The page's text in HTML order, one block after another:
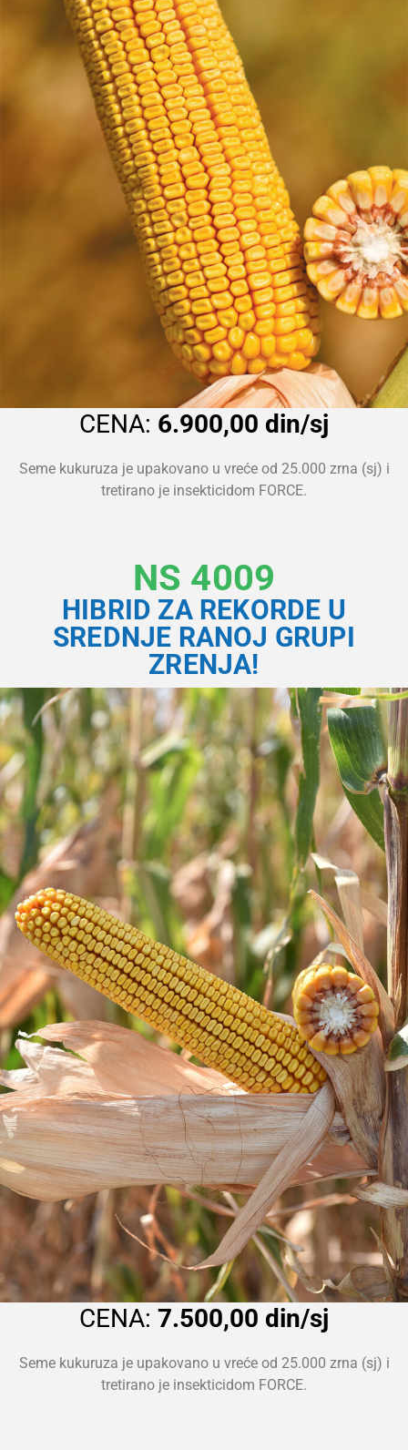
CENA: 6.900,00 din/sj
Seme kukuruza je upakovano u vreće od 25.000 zrna (sj) i
tretirano je insekticidom FORCE.
NS 4009
HIBRID ZA REKORDE U
SREDNJE RANOJ GRUPI
ZRENJA!
CENA: 7.500,00 din/sj
Seme kukuruza je upakovano u vreće od 25.000 zrna (sj) i
tretirano je insekticidom FORCE.